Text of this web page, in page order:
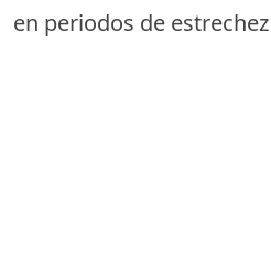
en periodos de